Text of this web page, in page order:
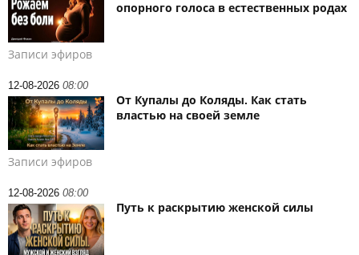
опорного голоса в естественных родах
Записи эфиров
12-08-2026 08:00
От Купалы до Коляды. Как стать
властью на своей земле
Записи эфиров
12-08-2026 08:00
Путь к раскрытию женской силы